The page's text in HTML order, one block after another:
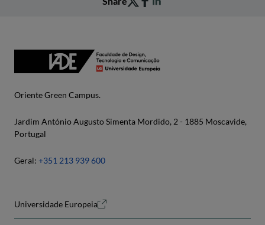
Oriente Green Campus.
Jardim António Augusto Simenta Mordido, 2 - 1885 Moscavide,
Portugal
Geral: +351 213 939 600
Universidade Europeia